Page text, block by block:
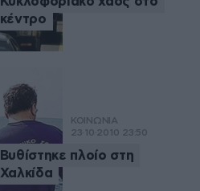
κέντρο
ΚΟΙΝΩΝΙΑ
23·10·2010 23:50
Βυθίστηκε πλοίο στη
Χαλκίδα